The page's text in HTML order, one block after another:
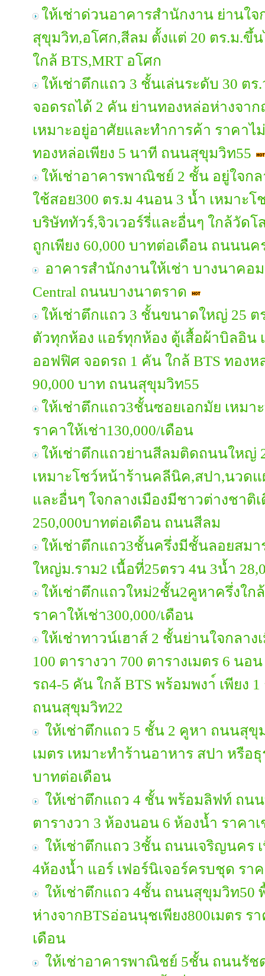
ให้เช่าด่วนอาคารสำนักงาน ย่านใจ
สุขุมวิท,อโศก,สีลม ตั้งแต่ 20 ตร.ม.ขึ้
ใกล้ BTS,MRT อโศก
ให้เช่าตึกแถว 3 ชั้นเล่นระดับ 30 ตร
จอดรถได้ 2 คัน ย่านทองหล่อห่างจาก
เหมาะอยู่อาศัยและทำการค้า ราคาไ
ทองหล่อเพียง 5 นาที ถนนสุขุมวิท55
ให้เช่าอาคารพาณิชย์ 2 ชั้น อยู่ใจก
ใช้สอย300 ตร.ม 4นอน 3 น้ำ เหมาะ
บริษัททัวร์,จิวเวอร์รี่และอื่นๆ ใกล้วัดโ
ถูกเพียง 60,000 บาทต่อเดือน ถนนนค
อาคารสำนักงานให้เช่า บางนาคอ
Central ถนนบางนาตราด
ให้เช่าตึกแถว 3 ชั้นขนาดใหญ่ 25 ต
ตัวทุกห้อง แอร์ทุกห้อง ตู้เสื้อผ้าบิลอิน
ออฟฟิศ จอดรถ 1 คัน ใกล้ BTS ทองห
90,000 บาท ถนนสุขุมวิท55
ให้เช่าตึกแถว3ชั้นซอยเอกมัย เหม
ราคาให้เช่า130,000/เดือน
ให้เช่าตึกแถวย่านสีลมติดถนนใหญ่
เหมาะโชว์หน้าร้านคลีนิค,สปา,นวด
และอื่นๆ ใจกลางเมืองมีชาวต่างชาติ
250,000บาทต่อเดือน ถนนสีลม
ให้เช่าตึกแถว3ชั้นครึ่งมีชั้นลอยสม
ใหญ่ม.ราม2 เนื้อที่25ตรว 4น 3น้ำ
ให้เช่าตึกแถวใหม่2ชั้น2คูหาครึ่งใก
ราคาให้เช่า300,000/เดือน
ให้เช่าทาวน์เฮาส์ 2 ชั้นย่านใจกลาง
100 ตารางวา 700 ตารางเมตร 6 นอ
รถ4-5 คัน ใกล้ BTS พร้อมพงา์ เพียง
ถนนสุขุมวิท22
ให้เช่าตึกแถว 5 ชั้น 2 คูหา ถนนสุขุ
เมตร เหมาะทำร้านอาหาร สปา หรือธุ
บาทต่อเดือน
ให้เช่าตึกแถว 4 ชั้น พร้อมลิฟท์ ถนน
ตารางวา 3 ห้องนอน 6 ห้องน้ำ ราคา
ให้เช่าตึกแถว 3ชั้น ถนนเจริญนคร
4ห้องน้ำ แอร์ เฟอร์นิเจอร์ครบชุด รา
ให้เช่าตึกแถว 4ชั้น ถนนสุขุมวิท50
ห่างจากBTSอ่อนนุชเพียง800เมตร ร
เดือน
ให้เช่าอาคารพาณิชย์ 5ชั้น ถนนรัช